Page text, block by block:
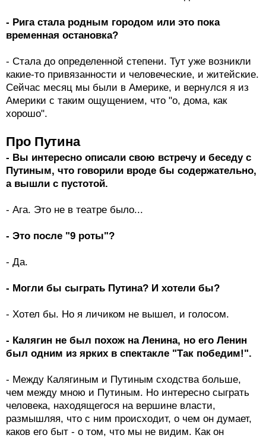
- Рига стала родным городом или это пока
временная остановка?
- Стала до определенной степени. Тут уже возникли
какие-то привязанности и человеческие, и житейские.
Сейчас месяц мы были в Америке, и вернулся я из
Америки с таким ощущением, что "о, дома, как
хорошо".
Про Путина
- Вы интересно описали свою встречу и беседу с
Путиным, что говорили вроде бы содержательно,
а вышли с пустотой.
- Ага. Это не в театре было...
- Это после "9 роты"?
- Да.
- Могли бы сыграть Путина? И хотели бы?
- Хотел бы. Но я личиком не вышел, и голосом.
- Калягин не был похож на Ленина, но его Ленин
был одним из ярких в спектакле "Так победим!".
- Между Калягиным и Путиным сходства больше,
чем между мною и Путиным. Но интересно сыграть
человека, находящегося на вершине власти,
размышляя, что с ним происходит, о чем он думает,
каков его быт - о том, что мы не видим. Как он